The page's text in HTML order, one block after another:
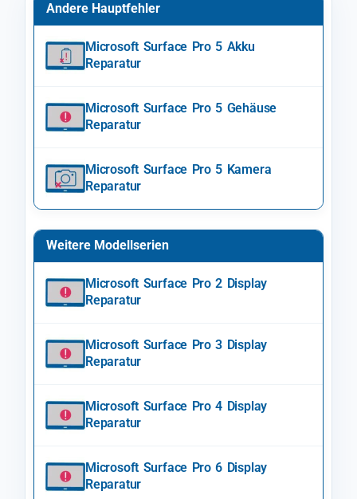
Andere Hauptfehler
Microsoft Surface Pro 5 Akku
Reparatur
Microsoft Surface Pro 5 Gehäuse
Reparatur
Microsoft Surface Pro 5 Kamera
Reparatur
Weitere Modellserien
Microsoft Surface Pro 2 Display
Reparatur
Microsoft Surface Pro 3 Display
Reparatur
Microsoft Surface Pro 4 Display
Reparatur
Microsoft Surface Pro 6 Display
Reparatur